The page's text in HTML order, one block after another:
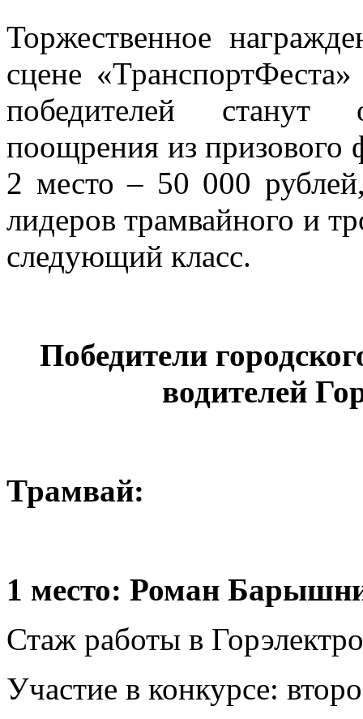
Торжественное
сцене
победителей станут
поощрения из призового
2 место – 50 000
лидеров трамвайного и
следующий класс.
Победители
водителей
Трамвай:
1 место: Роман
Стаж работы в
Участие в конкурсе: